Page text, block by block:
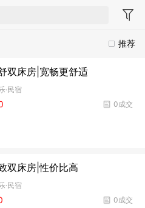
推荐
双床房|宽畅更舒适
·民宿
0成交
双床房|性价比高
·民宿
0成交